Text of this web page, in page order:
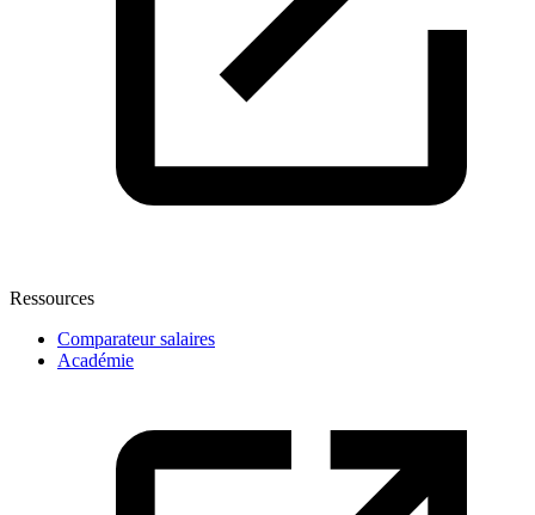
Ressources
Comparateur salaires
Académie